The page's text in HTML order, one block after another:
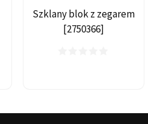
Szklany blok z zegarem
[2750366]